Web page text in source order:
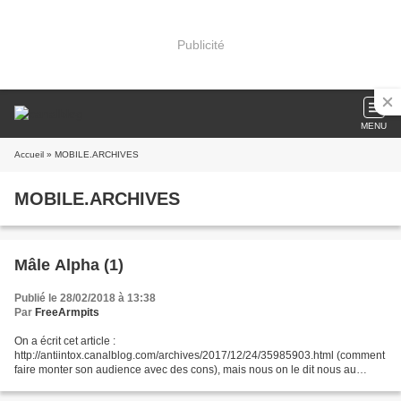
Publicité
MENU
Accueil » MOBILE.ARCHIVES
MOBILE.ARCHIVES
Mâle Alpha (1)
Publié le 28/02/2018 à 13:38
Par FreeArmpits
On a écrit cet article :
http://antiintox.canalblog.com/archives/2017/12/24/35985903.html (comment
faire monter son audience avec des cons), mais nous on le dit nous au
évidemment...